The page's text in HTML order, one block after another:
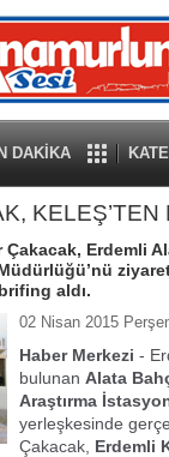
DAKİKA
KELEŞ’TEN
Çakacak, Erdemli
aldı.
02 Nisan 2015
Haber Merkezi -
bulunan Alata
Araştırma
yerleşkesinde
Çakacak, Erdemli